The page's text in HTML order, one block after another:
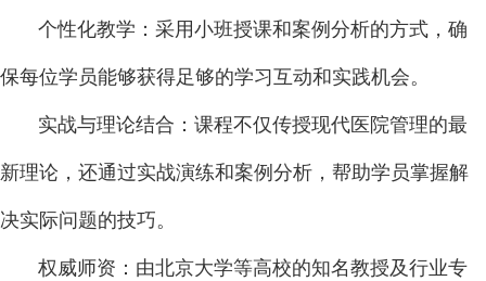
个性化教学：采用小班授课和案例分析的方式，确
保每位学员能够获得足够的学习互动和实践机会。
实战与理论结合：课程不仅传授现代医院管理的最
新理论，还通过实战演练和案例分析，帮助学员掌握解
决实际问题的技巧。
权威师资：由北京大学等高校的知名教授及行业专